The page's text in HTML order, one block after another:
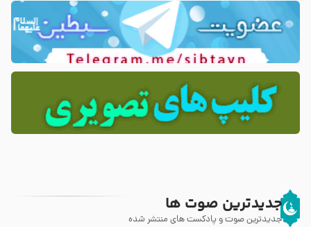
جدیدترین صوت ها
جدیدترین صوت و پادکست های منتشر شده